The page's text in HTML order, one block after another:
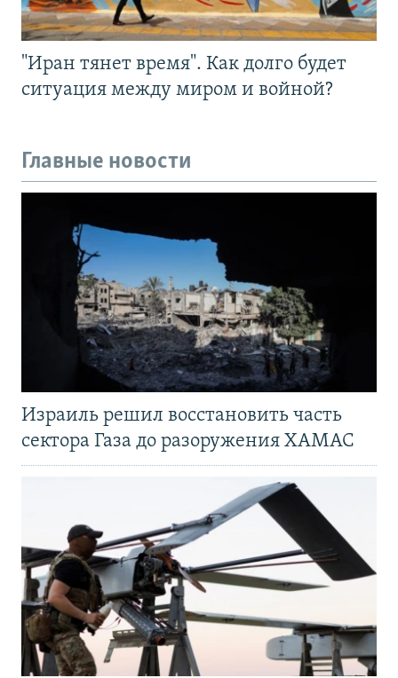
"Иран тянет время". Как долго будет
ситуация между миром и войной?
Главные новости
Израиль решил восстановить часть
сектора Газа до разоружения ХАМАС